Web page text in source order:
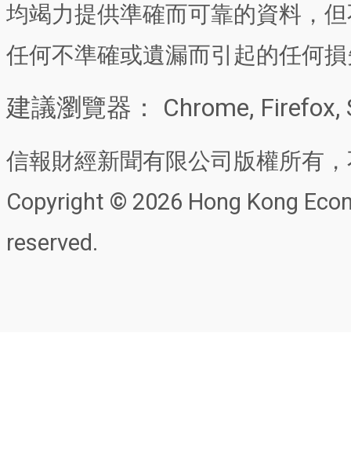
均竭力提供準確而可靠的資料，
任何不準確或遺漏而引起的任何
建議瀏覽器： Chrome, Firefox,
信報財經新聞有限公司版權所有
Copyright © 2026 Hong Kong
reserved.